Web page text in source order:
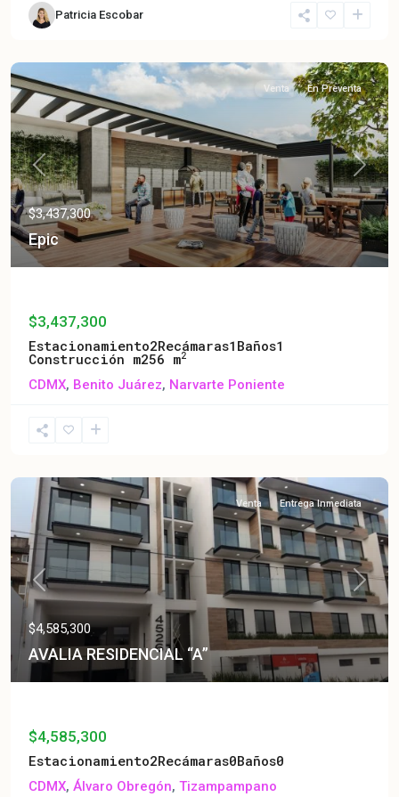
Patricia Escobar
Previous Next
Venta En Preventa
$3,437,300
Epic
$3,437,300
Estacionamiento2Recámaras1 Baños1
Construcción m256 m2
CDMX, Benito Juárez, Narvarte Poniente
Previous Next
Venta Entrega Inmediata
$4,585,300
AVALIA RESIDENCIAL “A”
$4,585,300
Estacionamiento2Recámaras0Baños0
CDMX, Álvaro Obregón, Tizampampano